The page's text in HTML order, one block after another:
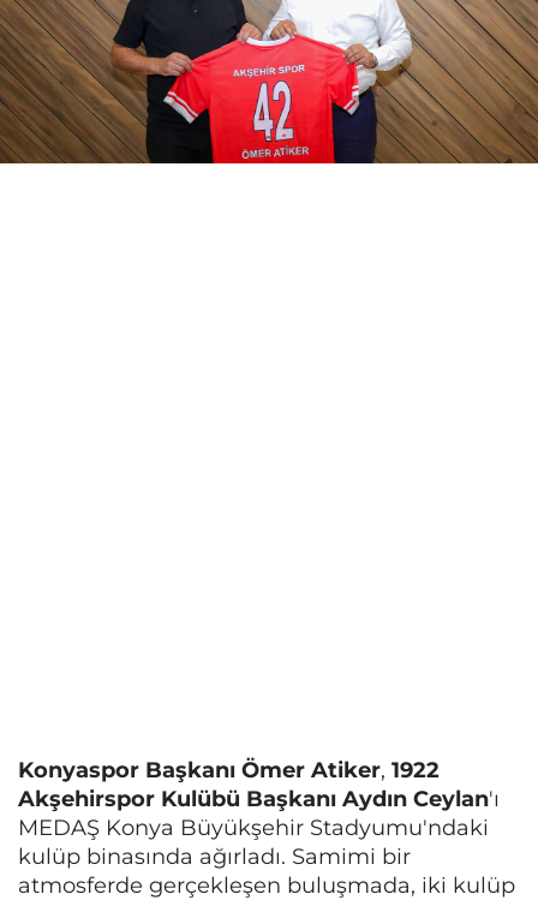
Konyaspor Başkanı Ömer Atiker, 1922
Akşehirspor Kulübü Başkanı Aydın Ceylan'ı
MEDAŞ Konya Büyükşehir Stadyumu'ndaki
kulüp binasında ağırladı. Samimi bir
atmosferde gerçekleşen buluşmada, iki kulüp